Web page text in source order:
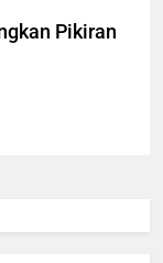
Pikiran